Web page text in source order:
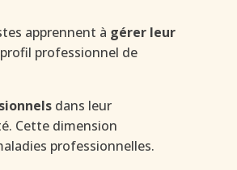
apprennent à gérer leur
professionnel de
dans leur
Cette dimension
professionnelles.